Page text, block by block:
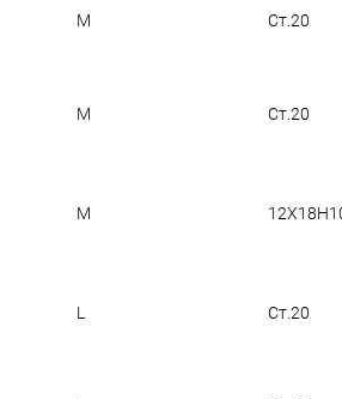
M Ст.20
M Ст.20
M
L Ст.20